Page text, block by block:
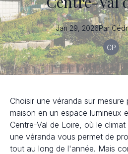
Jan 29, 2026Par
CP
Choisir une véranda sur
maison en un espace lumineux
Centre-Val de Loire, où le
une véranda vous permet de
tout au long de l'année. Mais